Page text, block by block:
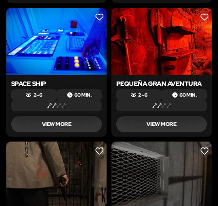
LIKE
SPACE SHIP
2 – 6 60 MIN.
VIEW MORE
LIKE
PEQUEÑA GRAN AVENTURA
2 – 6 60 MIN.
VIEW MORE
LIKE LIKE